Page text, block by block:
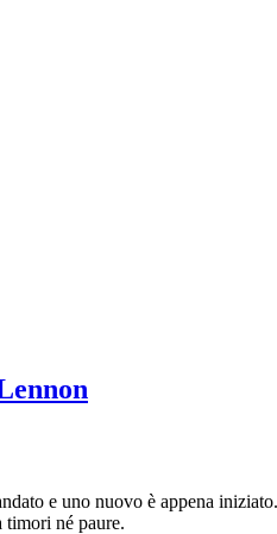
e uno nuovo è appena
timori né paure.